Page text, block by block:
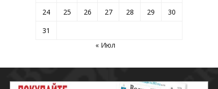
24
25 26 27 28 29
30
31
« Июл